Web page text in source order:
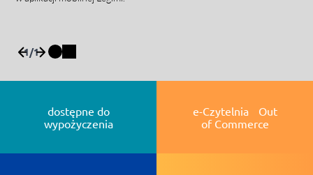
1/1
dostępne do
wypożyczenia
e-Czytelnia Out
of Commerce